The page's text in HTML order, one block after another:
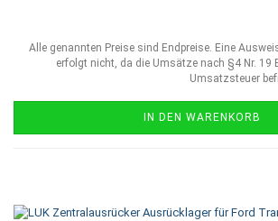
Alle genannten Preise sind Endpreise. Eine
erfolgt nicht, da die Umsätze nach §4 Nr. 19
Umsatzsteuer
IN DEN WARENKORB